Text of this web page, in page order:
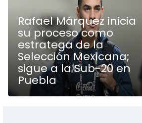
Rafael Márquez inicia
su proceso como
estratega de la
Selección Mexicana;
sigue a la Sub-20 en
Puebla